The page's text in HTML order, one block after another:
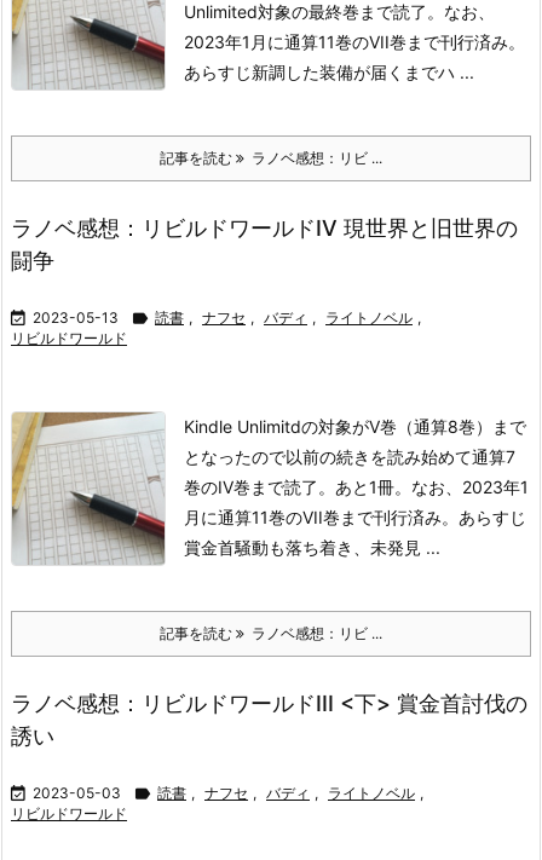
Unlimited対象の最終巻まで読了。なお、
2023年1月に通算11巻のVII巻まで刊行済み。
あらすじ新調した装備が届くまでハ ...
記事を読む ラノベ感想：リビ ...
ラノベ感想：リビルドワールドIV 現世界と旧世界の
闘争
 2023-05-13  読書 , ナフセ , バディ , ライトノベル ,
リビルドワールド
Kindle Unlimitdの対象がV巻（通算8巻）まで
となったので以前の続きを読み始めて通算7
巻のIV巻まで読了。あと1冊。なお、2023年1
月に通算11巻のVII巻まで刊行済み。 あらすじ
賞金首騒動も落ち着き、未発見 ...
記事を読む ラノベ感想：リビ ...
ラノベ感想：リビルドワールドIII <下> 賞金首討伐の
誘い
 2023-05-03  読書 , ナフセ , バディ , ライトノベル ,
リビルドワールド